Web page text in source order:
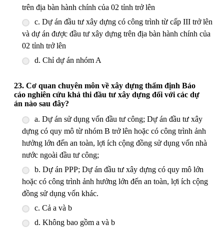
trên địa bàn hành chính của 02 tỉnh trở lên
c. Dự án đầu tư xây dựng có công trình từ cấp III trở lên
và dự án được đầu tư xây dựng trên địa bàn hành chính của
02 tỉnh trở lên
d. Chỉ dự án nhóm A
23. Cơ quan chuyên môn về xây dựng thẩm định Báo
cáo nghiên cứu khả thi đầu tư xây dựng đối với các dự
án nào sau đây?
a. Dự án sử dụng vốn đầu tư công; Dự án đầu tư xây
dựng có quy mô từ nhóm B trở lên hoặc có công trình ảnh
hưởng lớn đến an toàn, lợi ích cộng đồng sử dụng vốn nhà
nước ngoài đầu tư công;
b. Dự án PPP; Dự án đầu tư xây dựng có quy mô lớn
hoặc có công trình ảnh hưởng lớn đến an toàn, lợi ích cộng
đồng sử dụng vốn khác.
c. Cả a và b
d. Không bao gồm a và b